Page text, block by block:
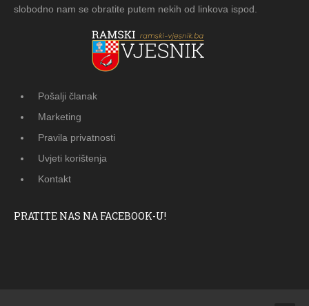
slobodno nam se obratite putem nekih od linkova ispod.
Pošalji članak
Marketing
Pravila privatnosti
Uvjeti korištenja
Kontakt
PRATITE NAS NA FACEBOOK-U!